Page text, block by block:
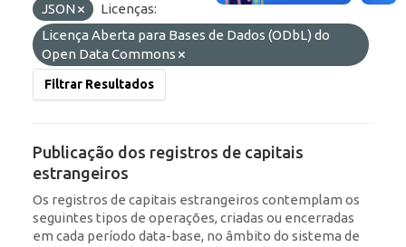
JSON
Licenças:
Licença Aberta para Bases de Dados (ODbL) do
Open Data Commons
Filtrar Resultados
Publicação dos registros de capitais
estrangeiros
Os registros de capitais estrangeiros contemplam os
seguintes tipos de operações, criadas ou encerradas
em cada período data-base, no âmbito do sistema de